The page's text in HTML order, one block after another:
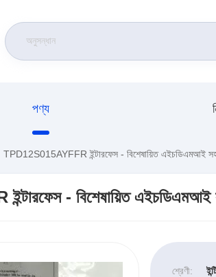
পণ্য
TPD12S015AYFFR ইন্টারফেস - বিশেষায়িত এইচডিএমআই
- বিশেষায়িত এইচডিএমআই
শ্রেণী: